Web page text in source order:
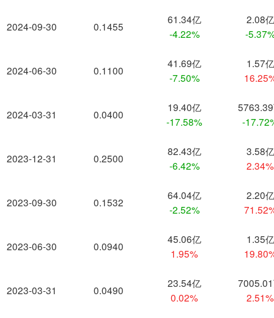
2024-09-30
2024-06-30
2024-03-31
2023-12-31
2023-09-30
2023-06-30
2023-03-31
0.1455
61.34亿
-4.22%
2.08亿
-
0.1100
41.69亿
-7.50%
1.57亿
0.0400
19.40亿
-17.58%
-
0.2500
82.43亿
-6.42%
3.58亿
2.34%
0.1532
64.04亿
-2.52%
2.20亿
0.0940
45.06亿
1.95%
1.35亿
0.0490
23.54亿
0.02%
2.51%